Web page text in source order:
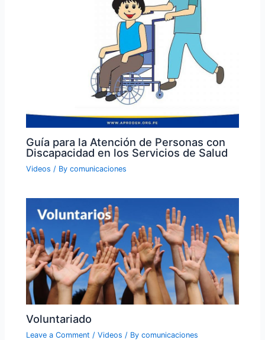
Guía para la Atención de Personas con
Discapacidad en los Servicios de Salud
Videos / Bycomunicaciones
Voluntariado
Leave a Comment /Videos / Bycomunicaciones